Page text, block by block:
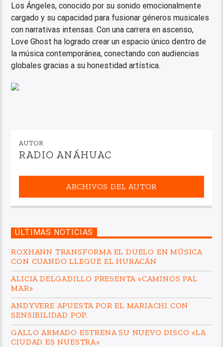
Los Ángeles, conocido por su sonido emocionalmente
cargado y su capacidad para fusionar géneros musicales
con narrativas intensas. Con una carrera en ascenso,
Love Ghost ha logrado crear un espacio único dentro de
la música contemporánea, conectando con audiencias
globales gracias a su honestidad artística.
AUTOR
RADIO ANÁHUAC
ARCHIVOS DEL AUTOR
ÚLTIMAS NOTICIAS
ROXHANN TRANSFORMA EL DUELO EN MÚSICA
CON CUANDO LLEGUE EL HURACÁN
ALICIA DELGADILLO PRESENTA «CAMINOS PAL
MAR»
ANDYVERE APUESTA POR EL MARIACHI CON
SENSIBILIDAD POP.
GALLO ARMADO ESTRENA SU NUEVO DISCO «LA
CIUDAD ES NUESTRA»